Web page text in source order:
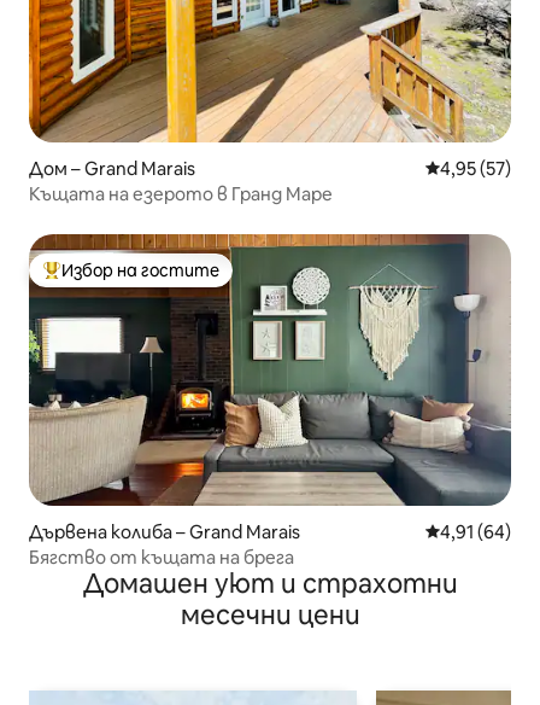
Дом – Grand Marais Средна
4,95 (57)
Къщата на езерото в Гранд Маре
Най-популярен избор на гостите
Избор на гостите
Дървена колиба – Grand Marais Средна
4,91 (64)
Бягство от къщата на брега
Домашен уют и страхотни
месечни цени